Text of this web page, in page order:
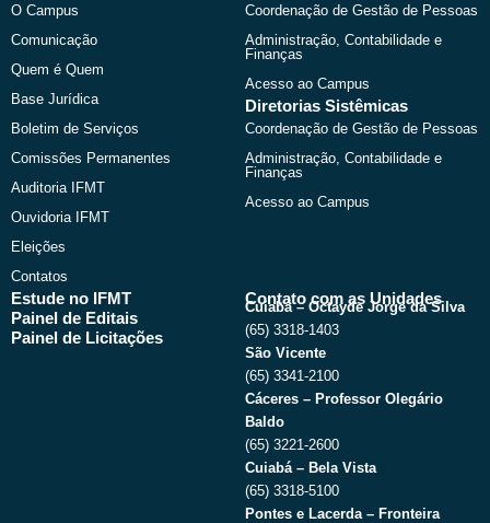
o
k
O Campus
Comunicação
Quem é Quem
Base Jurídica
Boletim de Serviços
Comissões Permanentes
Auditoria IFMT
Ouvidoria IFMT
Eleições
Contatos
Coordenação de Gestão de Pessoas
Administração, Contabilidade e
Finanças
Acesso ao Campus
Diretorias Sistêmicas
Coordenação de Gestão de Pessoas
Administração, Contabilidade e
Finanças
Acesso ao Campus
Estude no IFMT
Painel de Editais
Painel de Licitações
Contato com as Unidades
Cuiabá – Octayde Jorge da Silva
(65) 3318-1403
São Vicente
(65) 3341-2100
Cáceres – Professor Olegário
Baldo
(65) 3221-2600
Cuiabá – Bela Vista
(65) 3318-5100
Pontes e Lacerda – Fronteira